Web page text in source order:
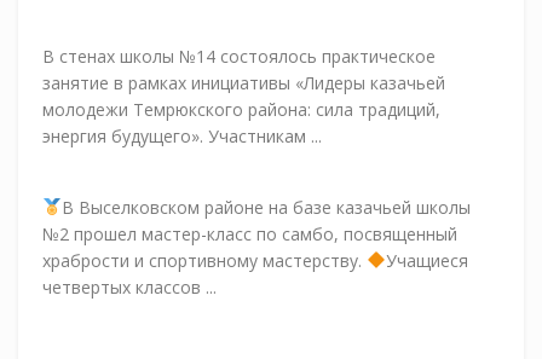
В стенах школы №14 состоялось практическое
занятие в рамках инициативы «Лидеры казачьей
молодежи Темрюкского района: сила традиций,
энергия будущего». Участникам ...
В Выселковском районе на базе казачьей школы
№2 прошел мастер-класс по самбо, посвященный
храбрости и спортивному мастерству.
Учащиеся
четвертых классов ...